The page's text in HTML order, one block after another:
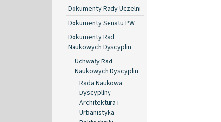
Dokumenty Rady Uczelni
Dokumenty Senatu PW
Dokumenty Rad
Naukowych Dyscyplin
Uchwały Rad
Naukowych Dyscyplin
Rada Naukowa
Dyscypliny
Architektura i
Urbanistyka